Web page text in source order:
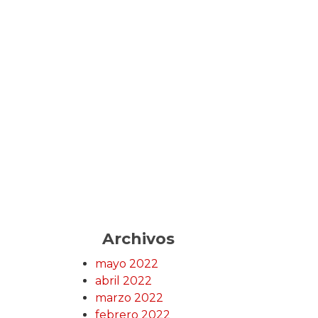
Archivos
mayo 2022
abril 2022
marzo 2022
febrero 2022